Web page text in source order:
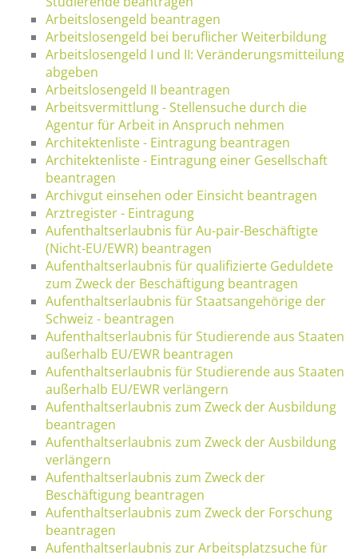
Arbeitslosengeld beantragen
Arbeitslosengeld bei beruflicher Weiterbildung
Arbeitslosengeld I und II: Veränderungsmitteilung
abgeben
Arbeitslosengeld II beantragen
Arbeitsvermittlung - Stellensuche durch die
Agentur für Arbeit in Anspruch nehmen
Architektenliste - Eintragung beantragen
Architektenliste - Eintragung einer Gesellschaft
beantragen
Archivgut einsehen oder Einsicht beantragen
Arztregister - Eintragung
Aufenthaltserlaubnis für Au-pair-Beschäftigte
(Nicht-EU/EWR) beantragen
Aufenthaltserlaubnis für qualifizierte Geduldete
zum Zweck der Beschäftigung beantragen
Aufenthaltserlaubnis für Staatsangehörige der
Schweiz - beantragen
Aufenthaltserlaubnis für Studierende aus Staaten
außerhalb EU/EWR beantragen
Aufenthaltserlaubnis für Studierende aus Staaten
außerhalb EU/EWR verlängern
Aufenthaltserlaubnis zum Zweck der Ausbildung
beantragen
Aufenthaltserlaubnis zum Zweck der Ausbildung
verlängern
Aufenthaltserlaubnis zum Zweck der
Beschäftigung beantragen
Aufenthaltserlaubnis zum Zweck der Forschung
beantragen
Aufenthaltserlaubnis zur Arbeitsplatzsuche für